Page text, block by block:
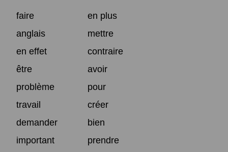
faire
en plus
anglais
mettre
en effet
contraire
être
avoir
problème
pour
travail
créer
demander
bien
important
prendre